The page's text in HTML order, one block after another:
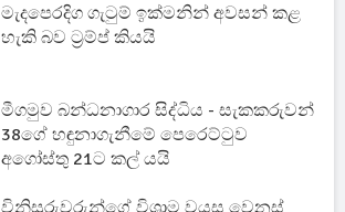
මැදපෙරදිග ගැටුම් ඉක්මනින් අවසන් කළ
හැකි බව ට්‍රම්ප් කියයි
මීගමුව බන්ධනාගාර සිද්ධිය - සැකකරුවන්
38ගේ හඳුනාගැනීමේ පෙරෙට්ටුව
අගෝස්තු 21ට කල් යයි
විනිසුරුවරුන්ගේ විශ්‍රාම වයස වෙනස්